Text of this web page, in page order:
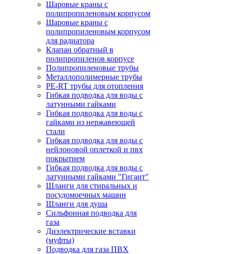
Шаровые краны с
полипропиленовым корпусом
Шаровые краны с
полипропиленовым корпусом
для радиатора
Клапан обратный в
полипропиленов корпусе
Полипропиленовые трубы
Металлополимерные трубы
PE-RT трубы для отопления
Гибкая подводка для воды с
латунными гайками
Гибкая подводка для воды с
гайками из нержавеющей
стали
Гибкая подводка для воды с
нейлоновой оплеткой и пвх
покрытием
Гибкая подводка для воды с
латунными гайками "Гигант"
Шланги для стиральных и
посудомоечных машин
Шланги для душа
Сильфонная подводка для
газа
Диэлектрические вставки
(муфты)
Подводка для газа ПВХ